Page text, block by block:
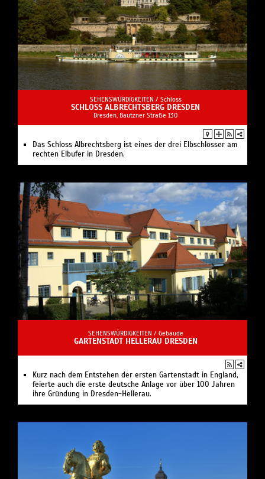
SEHENSWÜRDIGKEITEN / Schloss
SCHLOSS ALBRECHTSBERG DRESDEN
Dresden, Bautzner Straße 130
Das Schloss Albrechtsberg ist eines der drei Elbschlösser am
rechten Elbufer in Dresden.
SEHENSWÜRDIGKEITEN / Gebäude
GARTENSTADT HELLERAU DRESDEN
Kurz nach dem Entstehen der ersten Gartenstadt in England,
feierte auch die erste deutsche Anlage vor über 100 Jahren
ihre Gründung in Dresden-Hellerau.